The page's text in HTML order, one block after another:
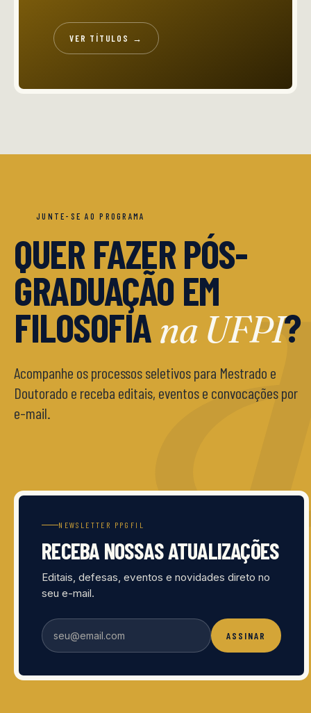
VER TÍTULOS →
JUNTE-SE AO PROGRAMA
QUER FAZER PÓS-
GRADUAÇÃO EM
FILOSOFIAna UFPI?
Acompanhe os processos seletivos para Mestrado e
Doutorado e receba editais, eventos e convocações por
e-mail.
NEWSLETTER PPGFIL
RECEBA NOSSAS ATUALIZAÇÕES
Editais, defesas, eventos e novidades direto no
seu e-mail.
ASSINAR